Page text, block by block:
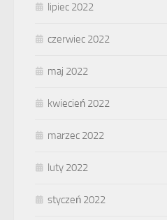
lipiec 2022
czerwiec 2022
maj 2022
kwiecień 2022
marzec 2022
luty 2022
styczeń 2022